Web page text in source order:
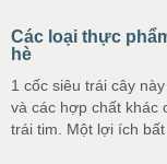
Các loại thực
hè
1 cốc siêu trái cây
và các hợp chất khác
trái tim. Một lợi ích